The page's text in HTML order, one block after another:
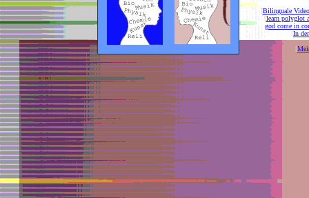
[Bilinguale
[learn polyglot
god come in
[In
[